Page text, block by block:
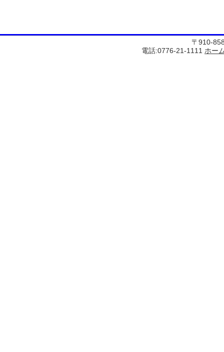
〒910-
電話:0776-21-1111 ホー